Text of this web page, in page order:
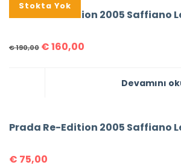
%16
Stokta Yok
Prada Re-Edition 2005 Saffiano
€190,00 €160,00
Devamını
Prada Re-Edition 2005 Saffiano
€ 75,00